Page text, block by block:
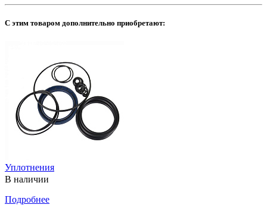
C этим товаром дополнительно приобретают:
Уплотнения
В наличии
Подробнее